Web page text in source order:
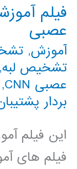
فیلم
عصبی
آموزش,
تشخیص لبه,
عصبی CNN
,
بردار
این فیلم
فيلم های